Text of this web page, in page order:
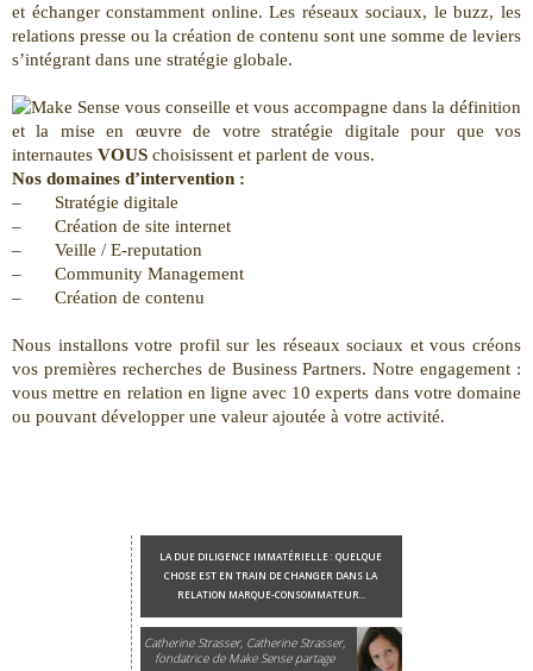
et échanger constamment online. Les réseaux sociaux, le buzz, les
relations presse ou la création de contenu sont une somme de leviers
s’intégrant dans une stratégie globale.
vous conseille et vous accompagne dans la définition
et la mise en œuvre de votre stratégie digitale pour que vos
internautes VOUS choisissent et parlent de vous.
Nos domaines d’intervention :
– Stratégie digitale
– Création de site internet
– Veille / E-reputation
– Community Management
– Création de contenu
Nous installons votre profil sur les réseaux sociaux et vous créons
vos premières recherches de Business Partners. Notre engagement :
vous mettre en relation en ligne avec 10 experts dans votre domaine
ou pouvant développer une valeur ajoutée à votre activité.
LA DUE DILIGENCE IMMATÉRIELLE : QUELQUE
CHOSE EST EN TRAIN DE CHANGER DANS LA
RELATION MARQUE-CONSOMMATEUR…
Catherine Strasser, Catherine Strasser,
fondatrice de Make Sense partage